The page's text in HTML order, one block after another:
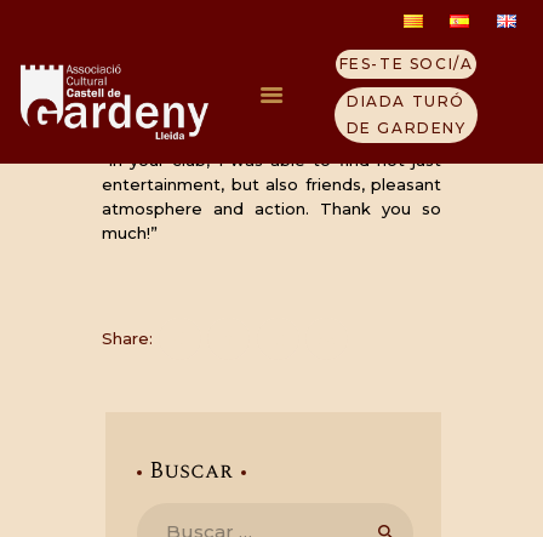
FES-TE SOCI/A
DIADA TURÓ
DE GARDENY
INICI
ELS TEMPLERS
QUI SOM
Charles Stone
24 enero, 2018
“In your club, I was able to find not just
entertainment, but also friends, pleasant
atmosphere and action. Thank you so
much!”
Share:
Buscar